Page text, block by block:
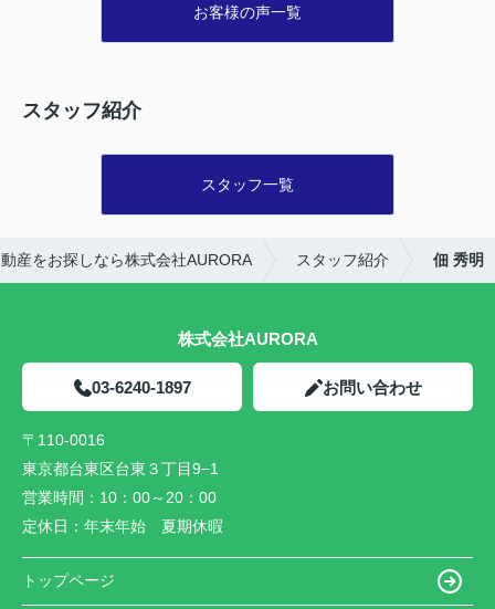
た。無事に売却が済み、片付けも進
められています。
お客様の声一覧
スタッフ紹介
スタッフ一覧
産をお探しなら株式会社AURORA スタッフ紹介 佃 秀明
株式会社AURORA
03-6240-1897 お問い合わせ
〒110-0016
東京都台東区台東３丁目9−1
営業時間： 10：00～20：00
定休日： 年末年始 夏期休暇
トップページ